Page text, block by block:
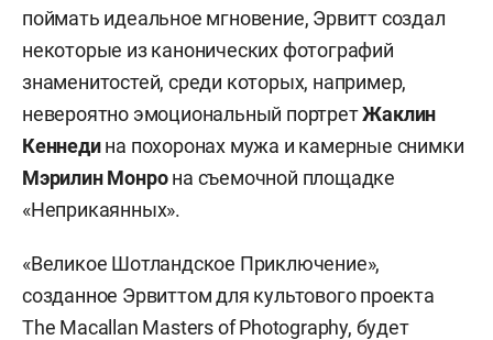
поймать идеальное мгновение, Эрвитт создал
некоторые из канонических фотографий
знаменитостей, среди которых, например,
невероятно эмоциональный портретЖаклин
Кеннедина похоронах мужа и камерные снимки
Мэрилин Монрона съемочной площадке
«Неприкаянных».
«Великое Шотландское Приключение»,
созданное Эрвиттом для культового проекта
The Macallan Masters of Photography, будет